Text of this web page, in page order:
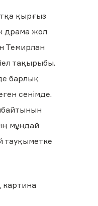
қырғыз
драма жол
Темирлан
тақырыбы.
барлық
сенімде.
мұндай
тауқыметке
картина